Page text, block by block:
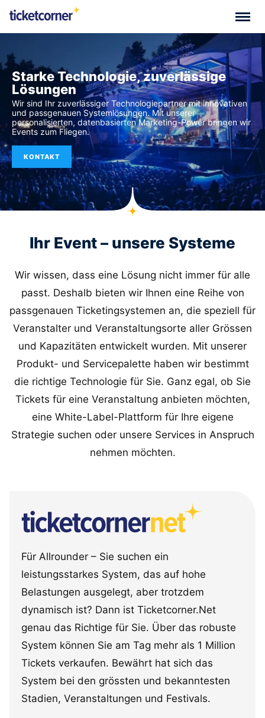
Starke Technologie, zuverlässige
Lösungen
Wir sind Ihr zuverlässiger Technologiepartner mit innovativen
und passgenauen Systemlösungen. Mit unserer
personalisierten, datenbasierten Marketing-Power bringen wir
Events zum Fliegen.
KONTAKT
Ihr Event – unsere Systeme
Wir wissen, dass eine Lösung nicht immer für alle
passt. Deshalb bieten wir Ihnen eine Reihe von
passgenauen Ticketingsystemen an, die speziell für
Veranstalter und Veranstaltungsorte aller Grössen
und Kapazitäten entwickelt wurden. Mit unserer
Produkt- und Servicepalette haben wir bestimmt
die richtige Technologie für Sie. Ganz egal, ob Sie
Tickets für eine Veranstaltung anbieten möchten,
eine White-Label-Plattform für Ihre eigene
Strategie suchen oder unsere Services in Anspruch
nehmen möchten.
Für Allrounder – Sie suchen ein
leistungsstarkes System, das auf hohe
Belastungen ausgelegt, aber trotzdem
dynamisch ist? Dann ist Ticketcorner.Net
genau das Richtige für Sie. Über das robuste
System können Sie am Tag mehr als 1 Million
Tickets verkaufen. Bewährt hat sich das
System bei den grössten und bekanntesten
Stadien, Veranstaltungen und Festivals.